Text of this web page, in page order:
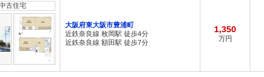
古住宅
大阪府東大阪市豊浦町
近鉄奈良線 枚岡駅 徒歩4分
近鉄奈良線 額田駅 徒歩7分
1,350
万円